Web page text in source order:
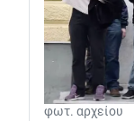
φωτ. αρχείου